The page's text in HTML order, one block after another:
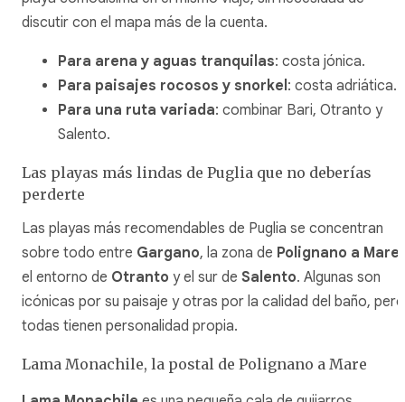
discutir con el mapa más de la cuenta.
Para arena y aguas tranquilas: costa jónica.
Para paisajes rocosos y snorkel : costa adriática.
Para una ruta variada: combinar Bari, Otranto y
Salento.
Las playas más lindas de Puglia que no deberías
perderte
Las playas más recomendables de Puglia se concentran
sobre todo entre Gargano, la zona de Polignano a Mare
el entorno de Otranto y el sur de Salento. Algunas son
icónicas por su paisaje y otras por la calidad del baño, pero
todas tienen personalidad propia.
Lama Monachile, la postal de Polignano a Mare